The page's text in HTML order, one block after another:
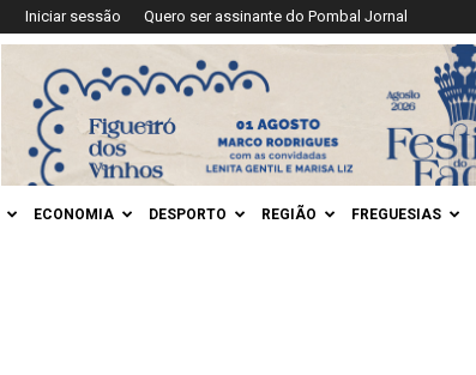
Iniciar sessão Quero ser assinante do Pombal Jornal
ECONOMIA DESPORTO REGIÃO FREGUESIAS